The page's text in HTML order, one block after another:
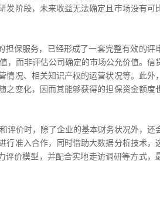
发阶段，未来收益无法确定且市场没有可
保服务，已经形成了一套完整有效的评
，而非评估公司确定的市场公允价值。信
况、相关知识产权的运营状况等。此外，
之变化，因而其能够获得的担保资金额度
价时，除了企业的基本财务状况外，还
行准入合作，同时借助大数据分析技术，
评价模型，并配合实地走访调研等方式，